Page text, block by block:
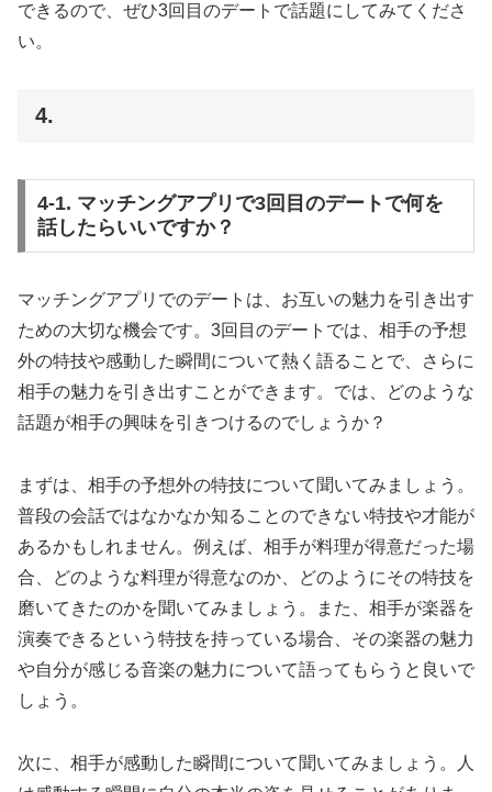
できるので、ぜひ3回目のデートで話題にしてみてくださ
い。
4.
4-1. マッチングアプリで3回目のデートで何を
話したらいいですか？
マッチングアプリでのデートは、お互いの魅力を引き出す
ための大切な機会です。3回目のデートでは、相手の予想
外の特技や感動した瞬間について熱く語ることで、さらに
相手の魅力を引き出すことができます。では、どのような
話題が相手の興味を引きつけるのでしょうか？
まずは、相手の予想外の特技について聞いてみましょう。
普段の会話ではなかなか知ることのできない特技や才能が
あるかもしれません。例えば、相手が料理が得意だった場
合、どのような料理が得意なのか、どのようにその特技を
磨いてきたのかを聞いてみましょう。また、相手が楽器を
演奏できるという特技を持っている場合、その楽器の魅力
や自分が感じる音楽の魅力について語ってもらうと良いで
しょう。
次に、相手が感動した瞬間について聞いてみましょう。人